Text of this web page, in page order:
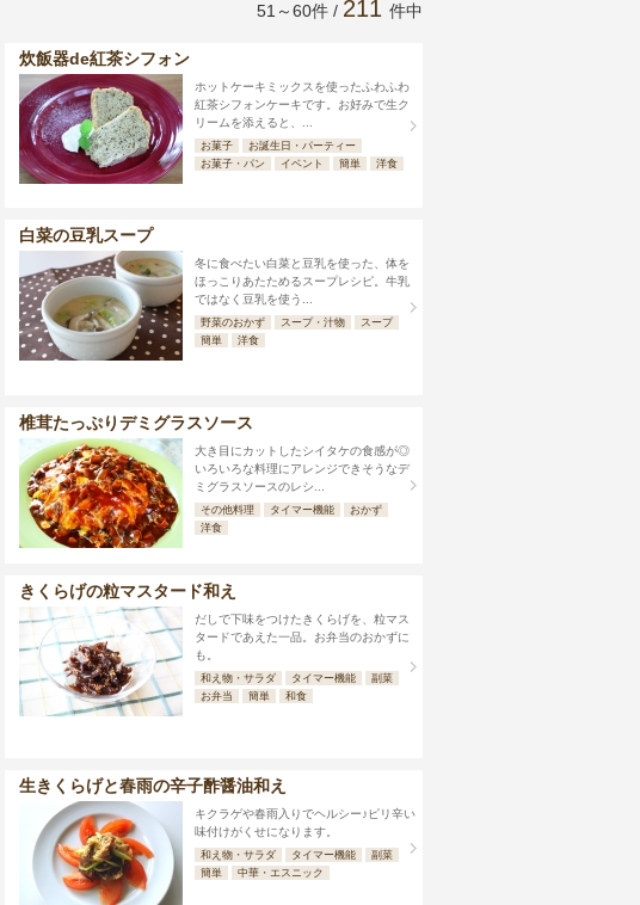
51～60件 / 211 件中
炊飯器de紅茶シフォン
ホットケーキミックスを使ったふわふわ
紅茶シフォンケーキです。お好みで生ク
リームを添えると、...
お菓子
お誕生日・パーティー
お菓子・パン
イベント 簡単 洋食
白菜の豆乳スープ
冬に食べたい白菜と豆乳を使った、体を
ほっこりあたためるスープレシピ。牛乳
ではなく豆乳を使う...
野菜のおかず スープ・汁物
スープ
簡単
洋食
椎茸たっぷりデミグラスソース
大き目にカットしたシイタケの食感が◎
いろいろな料理にアレンジできそうなデ
ミグラスソースのレシ...
その他料理 タイマー機能
おかず
洋食
きくらげの粒マスタード和え
だしで下味をつけたきくらげを、粒マス
タードであえた一品。お弁当のおかずに
も。
和え物・サラダ タイマー機能
副菜
お弁当
簡単 和食
生きくらげと春雨の辛子酢醤油和え
キクラゲや春雨入りでヘルシー♪ピリ辛い
味付けがくせになります。
和え物・サラダ タイマー機能
副菜
簡単
中華・エスニック